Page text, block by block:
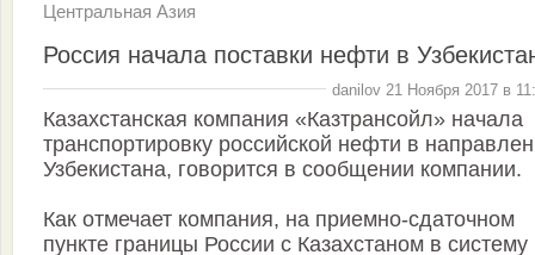
Центральная Азия
Россия начала поставки нефти в
danilov 21 Ноября 2017 в
Казахстанская компания «Казтрансойл» начала
транспортировку российской нефти в
Узбекистана, говорится в сообщении компании.
Как отмечает компания, на приемно-сдаточном
пункте границы России с Казахстаном в систему